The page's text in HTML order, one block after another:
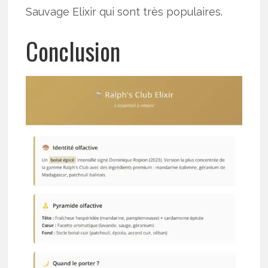
Sauvage Elixir qui sont très populaires.
Conclusion